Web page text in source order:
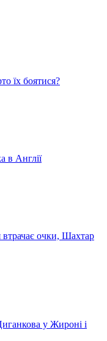
їх боятися?
в Англії
втрачає очки, Шахтар
у Жироні і